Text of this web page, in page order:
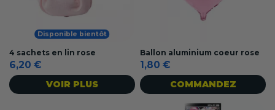
Disponible bientôt
4 sachets en lin rose
6,20 €
VOIR PLUS
Ballon aluminium coeur rose
1,80 €
COMMANDEZ